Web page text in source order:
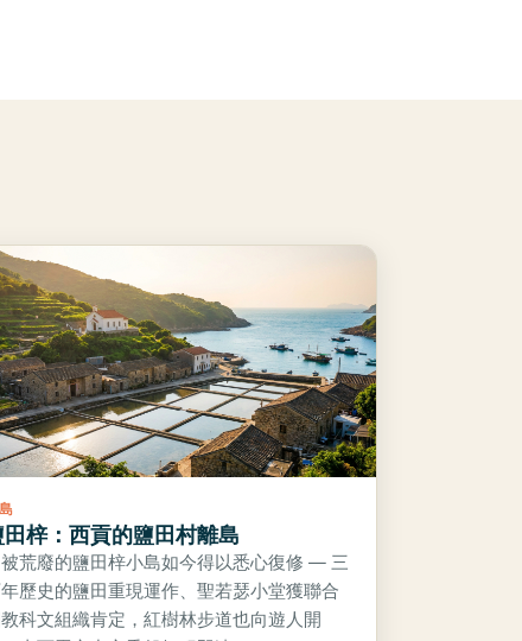
田梓：西貢的鹽田村離島
荒廢的鹽田梓小島如今得以悉心復修 — 三
歷史的鹽田重現運作、聖若瑟小堂獲聯合
科文組織肯定，紅樹林步道也向遊人開